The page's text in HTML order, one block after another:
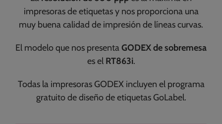
impresoras de etiquetas y nos proporciona una
muy buena calidad de impresión de líneas curvas.
El modelo que nos presentaGODEX de sobremesa
es el RT863i.
Todas la impresoras GODEX incluyen el programa
gratuito de diseño de etiquetas GoLabel.